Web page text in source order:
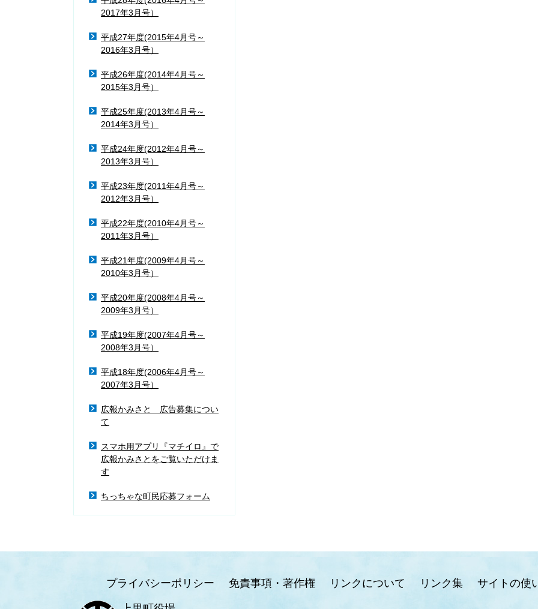
2017年3月号）
平成27年度(2015年4月号～
2016年3月号）
平成26年度(2014年4月号～
2015年3月号）
平成25年度(2013年4月号～
2014年3月号）
平成24年度(2012年4月号～
2013年3月号）
平成23年度(2011年4月号～
2012年3月号）
平成22年度(2010年4月号～
2011年3月号）
平成21年度(2009年4月号～
2010年3月号）
平成20年度(2008年4月号～
2009年3月号）
平成19年度(2007年4月号～
2008年3月号）
平成18年度(2006年4月号～
2007年3月号）
広報かみさと 広告募集につい
て
スマホ用アプリ『マチイロ』で
広報かみさとをご覧いただけま
す
ちっちゃな町民応募フォーム
プライバシーポリシー 免責事項・著作権 リンクについて リンク集 サイトの使